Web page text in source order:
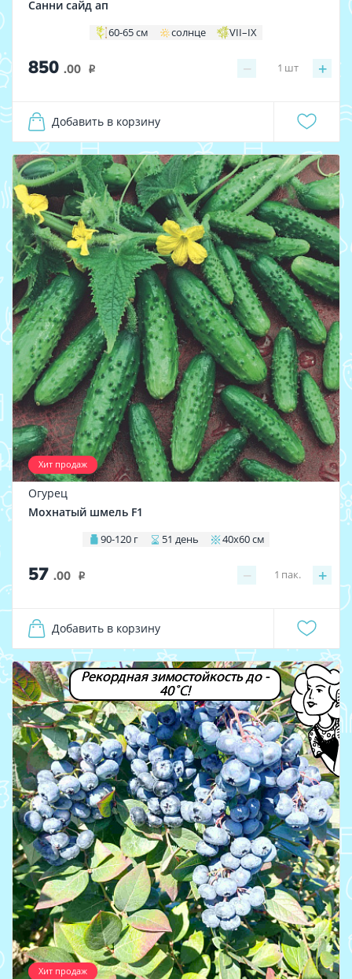
Санни сайд ап
60-65 см солнце VII–IX
850 .00 i − +
1 шт
Добавить в корзину
Хит продаж
Огурец
Мохнатый шмель F1
90-120 г 51 день 40х60 см
57 .00 i − +
1 пак.
Добавить в корзину
Рекордная зимостойкость до -
40˚С!
Хит продаж